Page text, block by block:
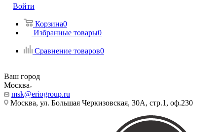
Войти
Корзина0
Избранные товары0
Сравнение товаров0
Ваш город
Москва
msk@eriogroup.ru
Москва, ул. Большая Черкизовская, 30А, стр.1, оф.230